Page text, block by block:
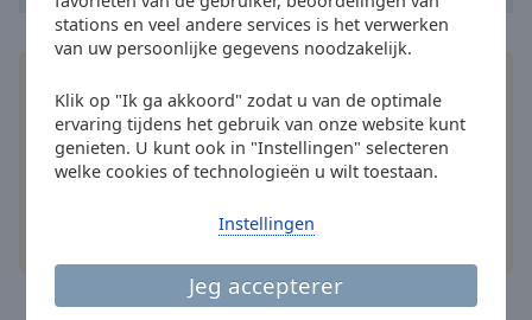
stations en veel andere services is het verwerken
van uw persoonlijke gegevens noodzakelijk.
Klik op "Ik ga akkoord" zodat u van de optimale
ervaring tijdens het gebruik van onze website kunt
genieten. U kunt ook in "Instellingen" selecteren
welke cookies of technologieën u wilt toestaan.
Jeg accepterer
Instellingen
Background
Opacityje smartphone en luister online naar je favoriete
radiozenders – waar je ook bent!
andere opties